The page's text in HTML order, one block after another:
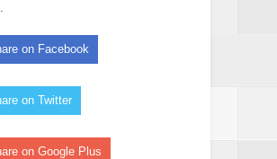
on Facebook
on Twitter
on Google Plus